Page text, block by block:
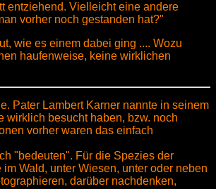
entziehend. Vielleicht eine andere
vorher noch gestanden hat?"
wie es einem dabei ging .... Wozu
haufenweise, keine wirklichen
Pater Lambert Karner nannte in seinem
wirklich besucht haben, bzw. noch
vorher waren das einfach
"bedeuten". Für die Spezies der
Wald, unter Wiesen, unter oder neben
darüber nachdenken,